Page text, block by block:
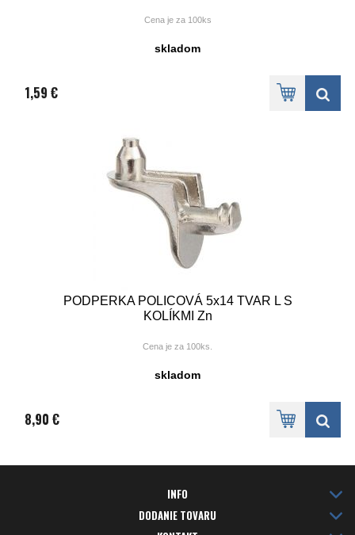
Cena je za 100ks
Priemer vrtanej diery: 5 mm
skladom
1,59 €
PODPERKA POLICOVÁ 5x14 TVAR L S
KOLÍKMI Zn
Cena je za 100ks.
skladom
8,90 €
INFO
DODANIE TOVARU